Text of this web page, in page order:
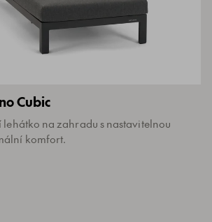
Cubic
na zahradu s nastavitelnou
komfort.